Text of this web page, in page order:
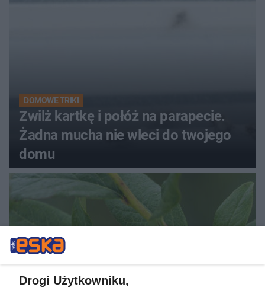
DOMOWE TRIKI
Zwilż kartkę i połóż na parapecie.
Żadna mucha nie wleci do twojego
domu
Drogi Użytkowniku,